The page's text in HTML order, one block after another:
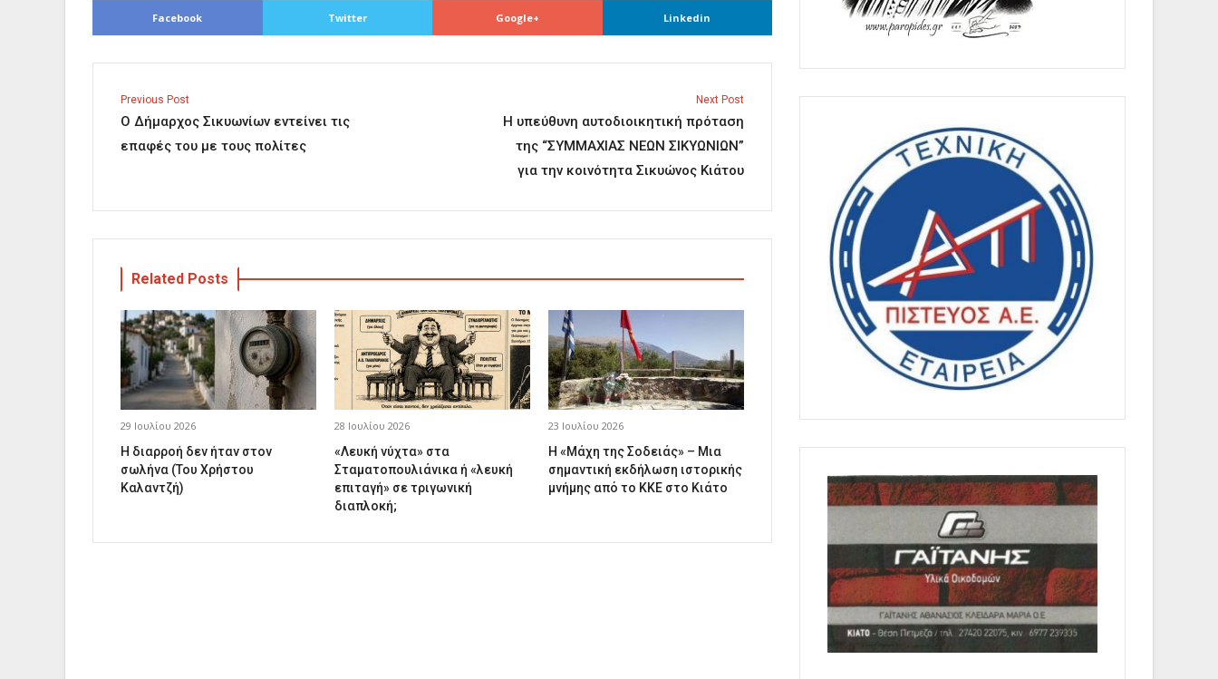
Facebook Twitter Google+ Linkedin
Previous Post
Ο Δήμαρχος Σικυωνίων εντείνει τις
επαφές του με τους πολίτες
Next Post
Η υπεύθυνη αυτοδιοικητική πρόταση
της “ΣΥΜΜΑΧΙΑΣ ΝΕΩΝ ΣΙΚΥΩΝΙΩΝ”
για την κοινότητα Σικυώνος Κιάτου
Related Posts
29 Ιουλίου 2026
Η διαρροή δεν ήταν στον
σωλήνα (Του Χρήστου
Καλαντζή)
28 Ιουλίου 2026
«Λευκή νύχτα» στα
Σταματοπουλιάνικα ή «λευκή
επιταγή» σε τριγωνική
διαπλοκή;
23 Ιουλίου 2026
Η «Μάχη της Σοδειάς» – Μια
σημαντική εκδήλωση ιστορικής
μνήμης από το ΚΚΕ στο Κιάτο